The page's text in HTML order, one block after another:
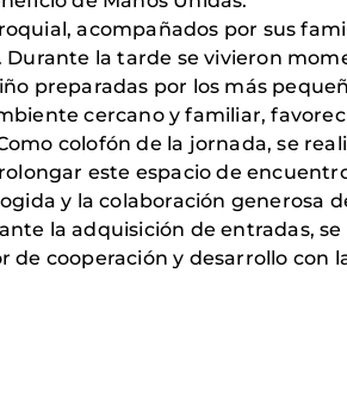
acompañados por sus
la tarde se vivieron
preparadas por los más
cercano y familiar,
colofón de la jornada, se
este espacio de
y la colaboración generosa
la adquisición de entradas,
cooperación y desarrollo con